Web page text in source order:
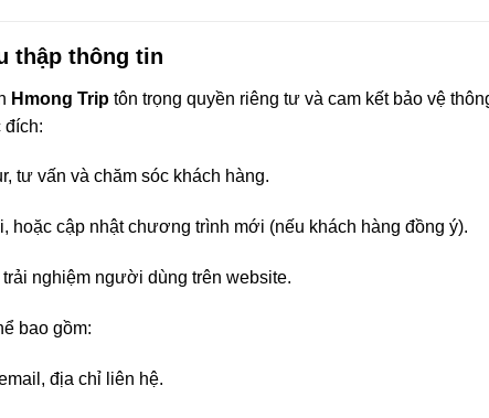
thập thông tin
Hmong Trip tôn trọng quyền riêng tư và cam kết bảo vệ
đích:
tư vấn và chăm sóc khách hàng.
hoặc cập nhật chương trình mới (nếu khách hàng đồng ý).
nghiệm người dùng trên website.
bao gồm:
địa chỉ liên hệ.